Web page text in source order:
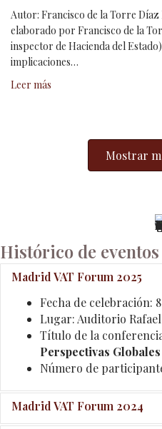
Autor: Francisco de la Torre
elaborado por Francisco de la
inspector de Hacienda del
implicaciones…
Leer más
Mostrar
Histórico de eventos
Madrid VAT Forum 2025
Fecha de celebración:
Lugar: Auditorio
Título de la
Perspectivas
Número de
Madrid VAT Forum 2024